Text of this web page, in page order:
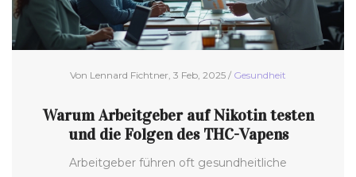
Von Lennard Fichtner, 3 Feb, 2025 / Gesundheit
Warum Arbeitgeber auf Nikotin testen
und die Folgen des THC-Vapens
Arbeitgeber führen oft gesundheitliche